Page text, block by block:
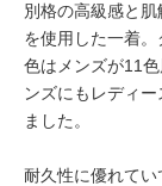
別格の高級感と
を使用した一着。
色はメンズが11
ンズにもレディ
ました。
耐久性に優れて